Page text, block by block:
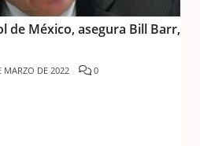
de México, asegura Bill Barr,
MARZO DE 2022 0